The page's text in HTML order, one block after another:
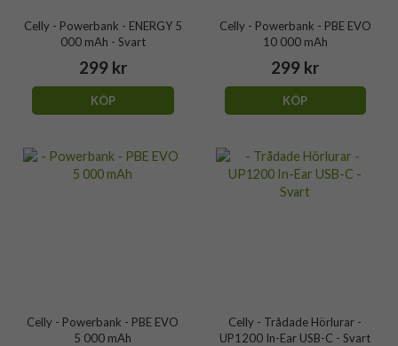
Celly - Powerbank - ENERGY 5
000 mAh - Svart
299 kr
KÖP
Celly - Powerbank - PBE EVO
10 000 mAh
299 kr
KÖP
Celly - Powerbank - PBE EVO
5 000 mAh
Celly - Trådade Hörlurar -
UP1200 In-Ear USB-C - Svart